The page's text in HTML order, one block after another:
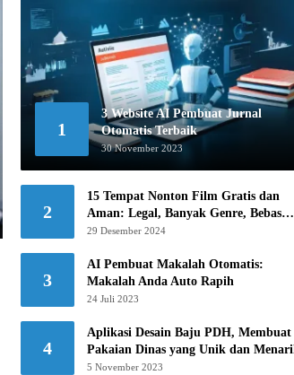
1
3 Website AI Pembuat Jurnal
Otomatis Terbaik
30 November 2023
2
15 Tempat Nonton Film Gratis dan
Aman: Legal, Banyak Genre, Bebas
Khawatir!
29 Desember 2024
3
AI Pembuat Makalah Otomatis:
Makalah Anda Auto Rapih
24 Juli 2023
4
Aplikasi Desain Baju PDH, Membuat
Pakaian Dinas yang Unik dan
5 November 2023